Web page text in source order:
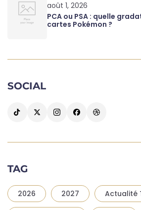
août 1, 2026
PCA ou PSA : quelle
cartes Pokémon ?
SOCIAL
TAG
2026 2027 Actualité